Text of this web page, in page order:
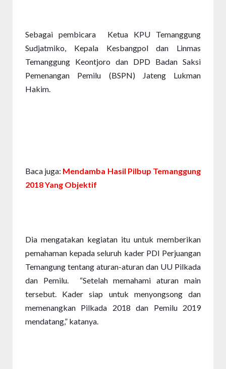
Sebagai pembicara  Ketua KPU Temanggung
Sudjatmiko, Kepala Kesbangpol dan Linmas
Temanggung Keontjoro dan DPD Badan Saksi
Pemenangan Pemilu (BSPN) Jateng Lukman
Hakim.
Baca juga: Mendamba Hasil Pilbup Temanggung
2018 Yang Objektif
Dia mengatakan kegiatan itu untuk memberikan
pemahaman kepada seluruh kader PDI Perjuangan
Temangung tentang aturan-aturan dan UU Pilkada
dan Pemilu.  “Setelah memahami aturan main
tersebut. Kader siap untuk menyongsong dan
memenangkan Pilkada 2018 dan Pemilu 2019
mendatang,” katanya.